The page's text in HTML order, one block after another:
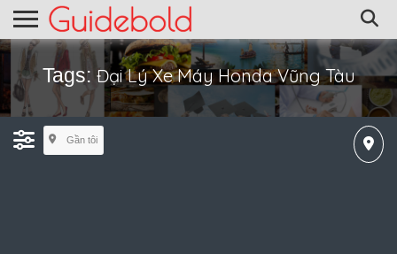
Tags: Đại Lý Xe Máy Honda Vũng Tàu
Gần tôi